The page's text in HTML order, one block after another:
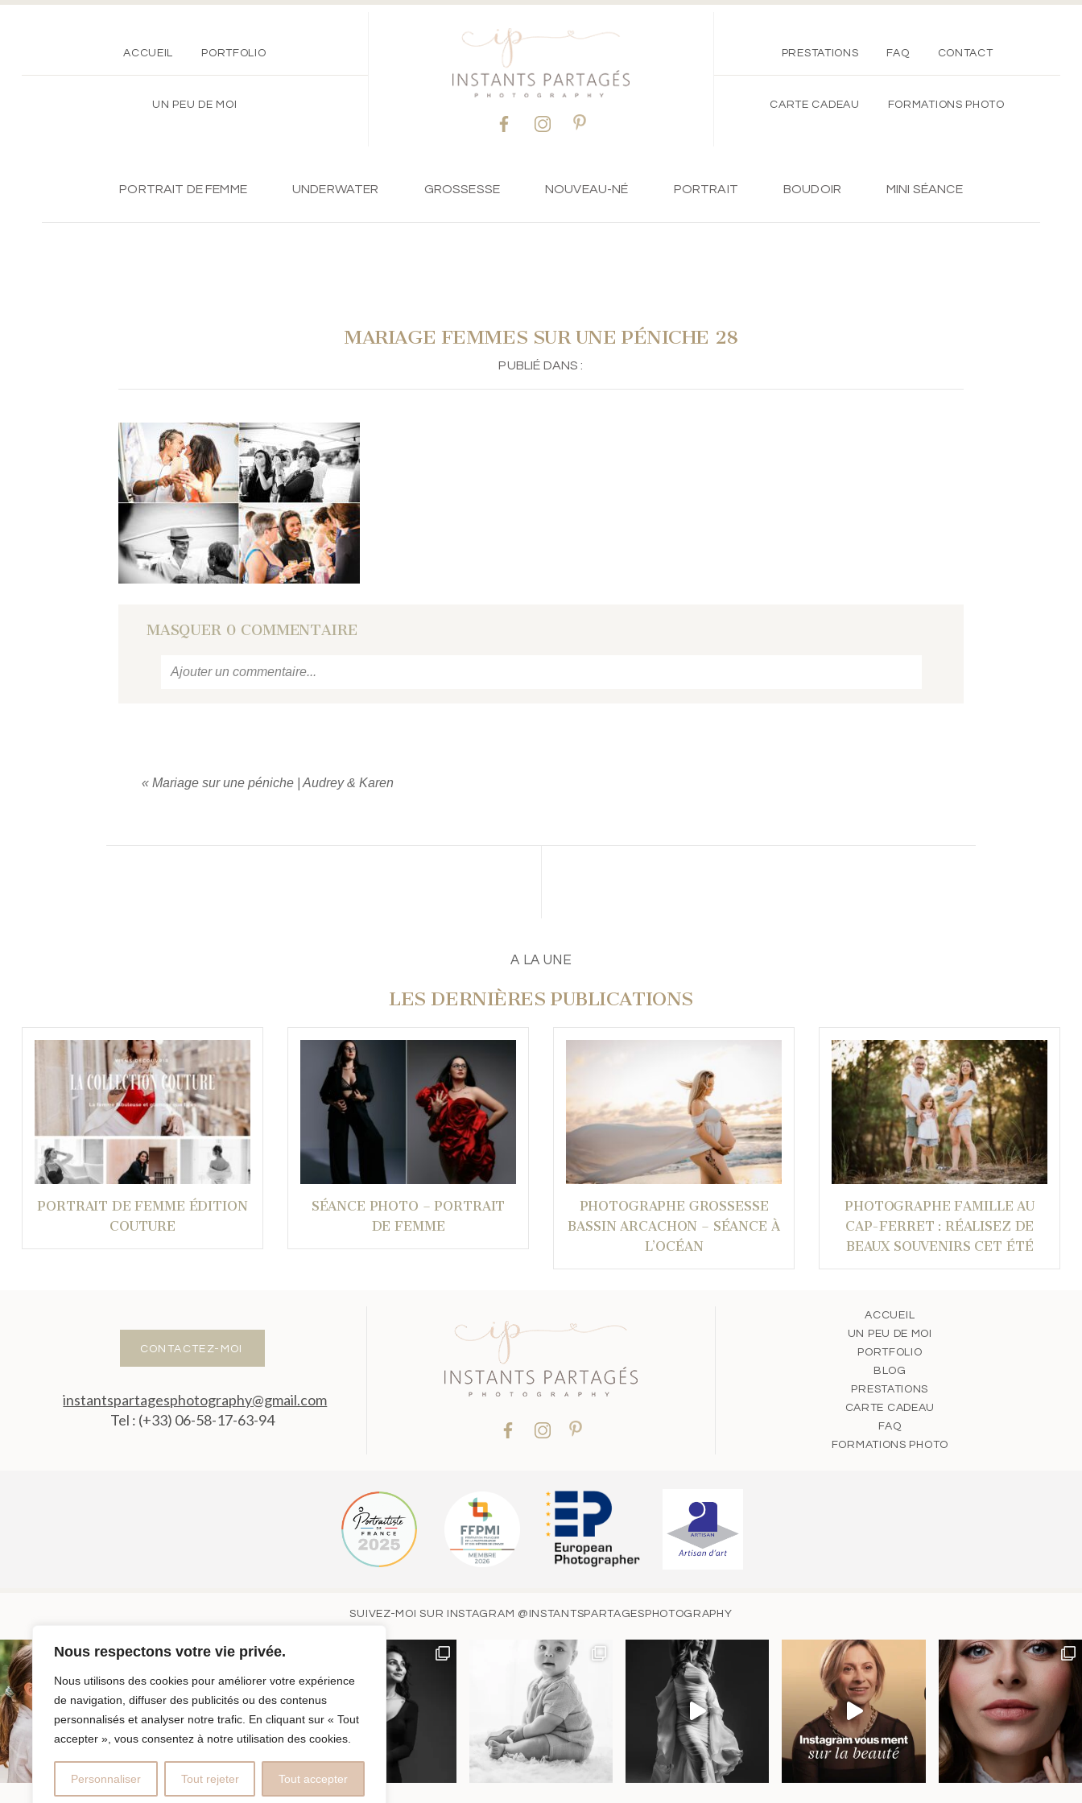
Nous respectons votre vie privée.
Nous utilisons des cookies pour améliorer votre expérience
de navigation, diffuser des publicités ou des contenus
personnalisés et analyser notre trafic. En cliquant sur « Tout
accepter », vous consentez à notre utilisation des cookies.
Personnaliser Tout rejeter Tout accepter
ACCUEIL PORTFOLIO
UN PEU DE MOI
PRESTATIONS FAQ CONTACT
CARTE CADEAU FORMATIONS PHOTO
PORTRAIT DE FEMME UNDERWATER GROSSESSE NOUVEAU-NÉ PORTRAIT BOUDOIR MINI SÉANCE
MARIAGE FEMMES SUR UNE PÉNICHE 28
PUBLIÉ DANS :
MASQUER 0 COMMENTAIRE
Ajouter un commentaire...
« Mariage sur une péniche | Audrey & Karen
A LA UNE
LES DERNIÈRES PUBLICATIONS
PORTRAIT DE FEMME ÉDITION
COUTURE
SÉANCE PHOTO – PORTRAIT
DE FEMME
PHOTOGRAPHE GROSSESSE
BASSIN ARCACHON – SÉANCE À
L’OCÉAN
PHOTOGRAPHE FAMILLE AU
CAP-FERRET : RÉALISEZ DE
BEAUX SOUVENIRS CET ÉTÉ
CONTACTEZ-MOI
instantspartagesphotography@gmail.com
Tel : (+33) 06-58-17-63-94
ACCUEIL
UN PEU DE MOI
PORTFOLIO
BLOG
PRESTATIONS
CARTE CADEAU
FAQ
FORMATIONS PHOTO
SUIVEZ-MOI SUR INSTAGRAM @INSTANTSPARTAGESPHOTOGRAPHY